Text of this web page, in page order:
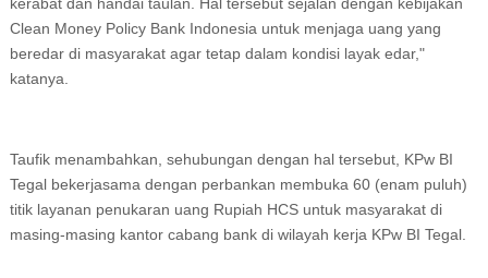
kerabat dan handai taulan. Hal tersebut sejalan dengan kebijakan
Clean Money Policy Bank Indonesia untuk menjaga uang yang
beredar di masyarakat agar tetap dalam kondisi layak edar,"
katanya.
Taufik menambahkan, sehubungan dengan hal tersebut, KPw BI
Tegal bekerjasama dengan perbankan membuka 60 (enam puluh)
titik layanan penukaran uang Rupiah HCS untuk masyarakat di
masing-masing kantor cabang bank di wilayah kerja KPw BI Tegal.